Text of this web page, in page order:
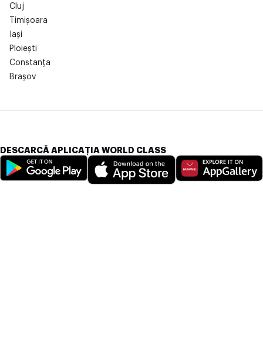
Cluj
Timișoara
Iași
Ploiești
Constanța
Brașov
DESCARCĂ APLICAȚIA WORLD CLASS